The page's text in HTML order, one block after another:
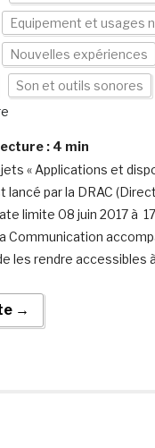
Equipement et usages
Nouvelles expériences
Son et outils sonores
: 4 min
« Applications et
lancé par la DRAC
limite 08 juin 2017 à
Communication
les rendre accessibles
→